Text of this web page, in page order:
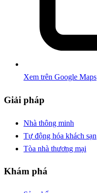
Xem trên Google Maps
Giải pháp
Nhà thông minh
Tự động hóa khách sạn
Tòa nhà thương mại
Khám phá